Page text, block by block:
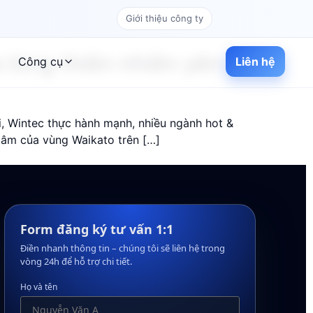
Giới thiệu công ty
Công cụ Liên hệ
thiên nhiên yên
thực hành mạnh, nhiều ngành hot &
của vùng Waikato trên […]
Form đăng ký tư vấn 1:1
Điền nhanh thông tin – chúng tôi sẽ liên hệ trong
vòng 24h để hỗ trợ chi tiết.
Họ và tên